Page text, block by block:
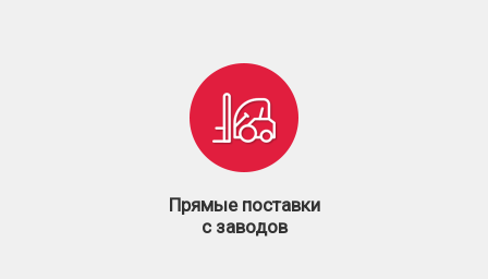
Прямые поставки
с заводов